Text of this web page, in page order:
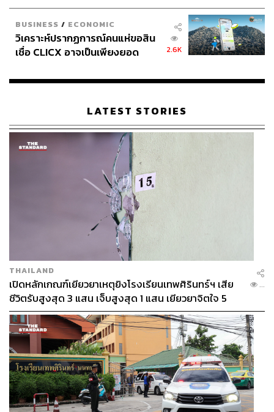
BUSINESS / ECONOMIC
วิเคราะห์ปรากฏการณ์คนแห่ขอสิน
เชื่อ CLICX อาจเป็นเพียงยอด
เรือนไทยที่ถูกซุกไว้
2.6K
LATEST STORIES
THAILAND
เปิดหลักเกณฑ์เยียวยาเหตุยิงโรงเรียนเทพศิรินทร์ฯ เสีย
ชีวิตรับสูงสุด 3 แสน เจ็บสูงสุด 1 แสน เยียวยาจิตใจ 5
ระดับ
...